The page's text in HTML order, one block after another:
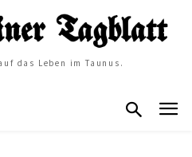
das Leben im Taunus.